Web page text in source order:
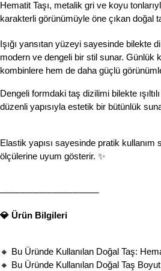
Hematit Taşı, metalik gri ve koyu
karakterli görünümüyle öne çıkan doğal
Işığı yansıtan yüzeyi sayesinde bilekte
modern ve dengeli bir stil sunar. Günlük
kombinlere hem de daha güçlü
Dengeli formdaki taş dizilimi bilekte
düzenli yapısıyla estetik bir bütünlük
Elastik yapısı sayesinde pratik kullanım
ölçülerine uyum gösterir. ✨
───────────────
💎 Ürün Bilgileri
🔸 Bu Üründe Kullanılan Doğal Taş:
🔸 Bu Üründe Kullanılan Doğal Taş